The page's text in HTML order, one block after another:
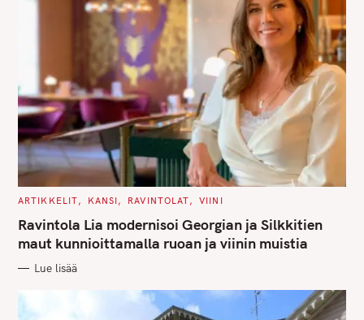
C
T
E
G
O
I
ARTIKKELIT KANSI RAVINTOLAT VIINI
Ravintola Lia modernisoi Georgian ja Silkkitien
maut kunnioittamalla ruoan ja viinin muistia
Lue lisää
h
f
o
r
: